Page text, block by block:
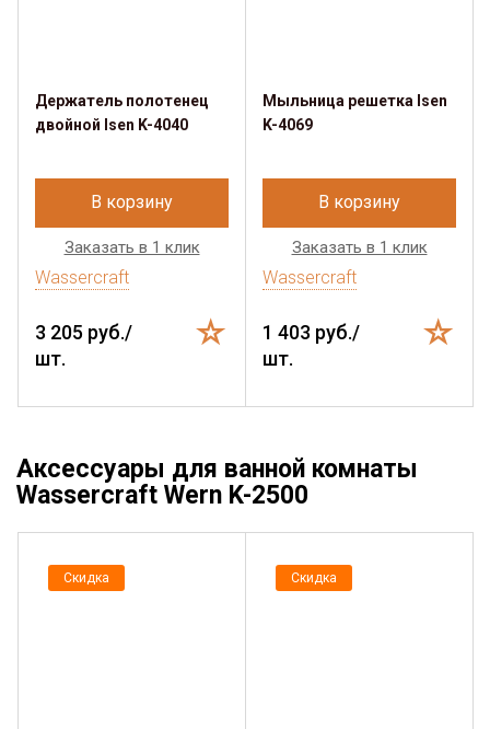
Держатель полотенец
двойной Isen K-4040
В корзину
Заказать в 1 клик
Wassercraft
3 205 руб./
шт.
Мыльница решетка Isen
K-4069
В корзину
Заказать в 1 клик
Wassercraft
1 403 руб./
шт.
Аксессуары для ванной комнаты
Wassercraft Wern K-2500
Скидка Скидка